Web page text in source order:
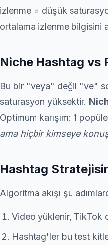
izlenme = düşük
ortalama izlenme bilgisini
Niche Hashtag vs
Bu bir "veya" değil "ve"
saturasyon yüksektir.
Optimum karışım: 1
ama hiçbir kimseye
Hashtag
Algoritma akışı şu
Video yüklenir, TikTok
Hashtag'ler bu test